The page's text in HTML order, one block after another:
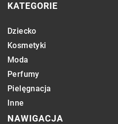
KATEGORIE
Dziecko
Kosmetyki
Moda
Perfumy
Pielęgnacja
Inne
NAWIGACJA